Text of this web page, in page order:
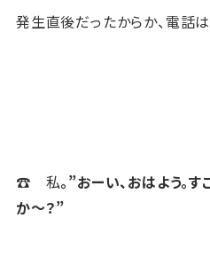
発生直後だったからか、電話
☎ 私。”おーい、おはよう。
か～？”